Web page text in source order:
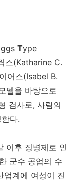
Type
스(Katharine C.
어스(Isabel B.
델을 바탕으로
검사로, 사람의
다.
이후 징병제로 인
군수 공업의 수
업계에 여성이 진